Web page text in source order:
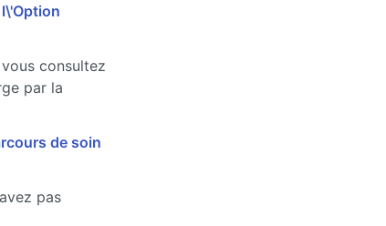
l\'Option
consultez
par la
de soin
pas